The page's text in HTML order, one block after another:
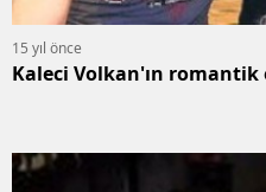
15 yıl önce
Kaleci Volkan'ın